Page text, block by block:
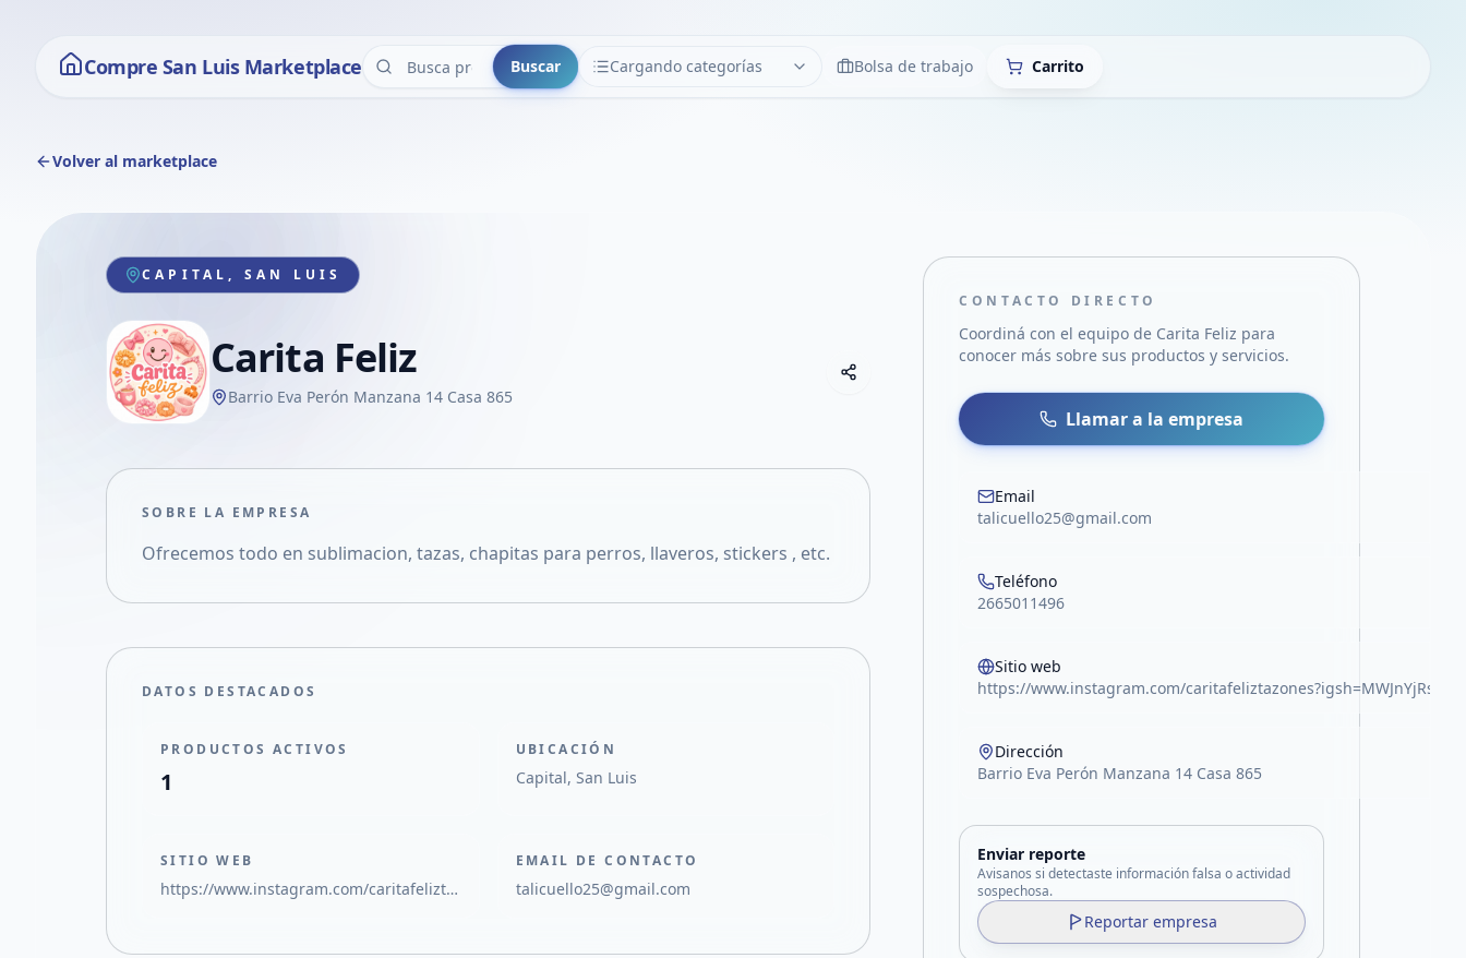
Compre San Luis Marketplace Buscar Cargando categorías
CATEGORÍAS LimpiarBolsa de trabajo Carrito
Volver al marketplace
CAPITAL, SAN LUIS
Carita Feliz
Barrio Eva Perón Manzana 14 Casa 865
Compartir empresa
Compartir por WhatsApp
Compartir por mail
Compartir en Facebook
SOBRE LA EMPRESA
Ofrecemos todo en sublimacion, tazas, chapitas para perros, llaveros, stickers , etc.
DATOS DESTACADOS
PRODUCTOS ACTIVOS
1
UBICACIÓN
Capital, San Luis
SITIO WEB
https://www.instagram.com/caritafeliztazones?igsh=MWJnYjRsamtpNXIzbQ==
EMAIL DE CONTACTO
talicuello25@gmail.com
CONTACTO DIRECTO
Coordiná con el equipo de Carita Feliz para
conocer más sobre sus productos y servicios.
Llamar a la empresa
Email
talicuello25@gmail.com
Teléfono
2665011496
Sitio web
https://www.instagram.com/
Dirección
Barrio Eva Perón Manzana 14 Casa 865
Enviar reporte
Avisanos si detectaste información falsa o actividad
sospechosa.
Reportar empresa